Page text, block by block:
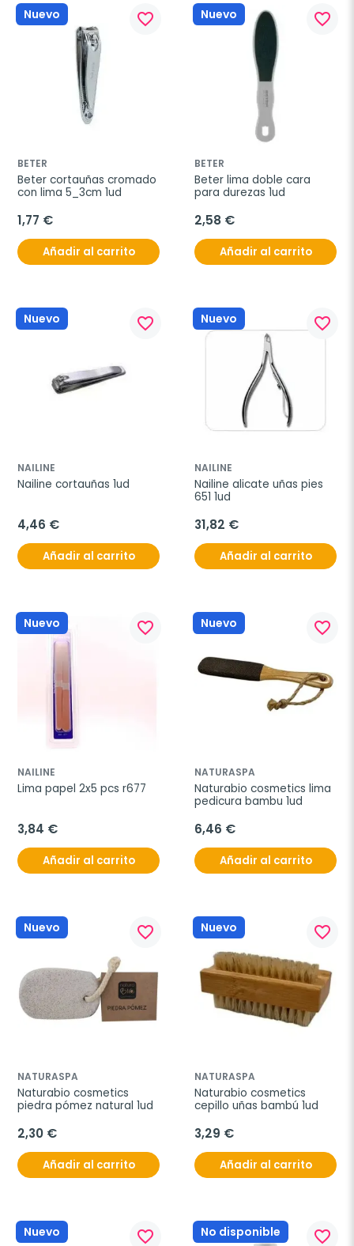
Nuevo favorite_border
BETER
Beter cortauñas cromado
con lima 5_3cm 1ud
1,77 €
Añadir al carrito
Nuevo favorite_border
BETER
Beter lima doble cara
para durezas 1ud
2,58 €
Añadir al carrito
Nuevo favorite_border
NAILINE
Nailine cortauñas 1ud
4,46 €
Añadir al carrito
Nuevo favorite_border
NAILINE
Nailine alicate uñas pies
651 1ud
31,82 €
Añadir al carrito
Nuevo favorite_border
NAILINE
Lima papel 2x5 pcs r677
3,84 €
Añadir al carrito
Nuevo favorite_border
NATURASPA
Naturabio cosmetics lima
pedicura bambu 1ud
6,46 €
Añadir al carrito
Nuevo favorite_border
NATURASPA
Naturabio cosmetics
piedra pómez natural 1ud
2,30 €
Añadir al carrito
Nuevo favorite_border
NATURASPA
Naturabio cosmetics
cepillo uñas bambú 1ud
3,29 €
Añadir al carrito
Nuevo favorite_border No disponible favorite_border